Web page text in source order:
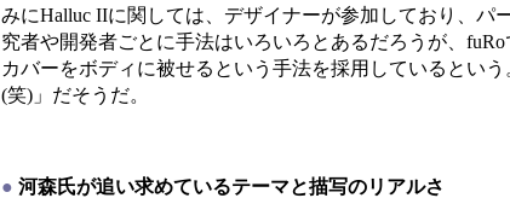
みにHalluc IIに関しては、デザイナーが参加しており、
究者や開発者ごとに手法はいろいろとあるだろうが、
カバーをボディに被せるという手法を採用しているとい
(笑)」だそうだ。
● 河森氏が追い求めているテーマと描写のリアルさ